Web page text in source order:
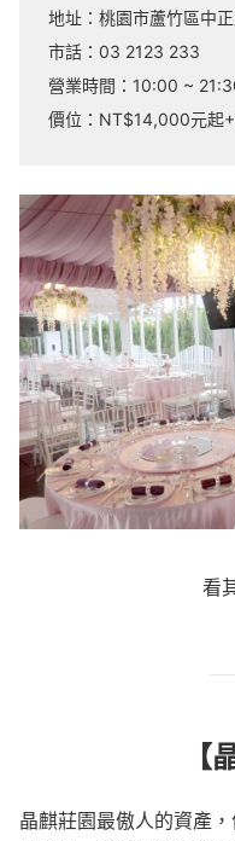
地址： 桃園市蘆竹區中
市話： 03 2123 233
營業時間： 10:00 ~
價位：NT$14,000元起
看
【
晶麒莊園最傲人的資產